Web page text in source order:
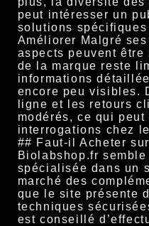
peut intéresser un
solutions
Améliorer Malgré
aspects peuvent
de la marque reste
informations
encore peu visibles.
ligne et les retours
modérés, ce qui
interrogations chez
## Faut-il Acheter
Biolabshop.fr
spécialisée dans un
marché des
que le site présente
techniques
est conseillé